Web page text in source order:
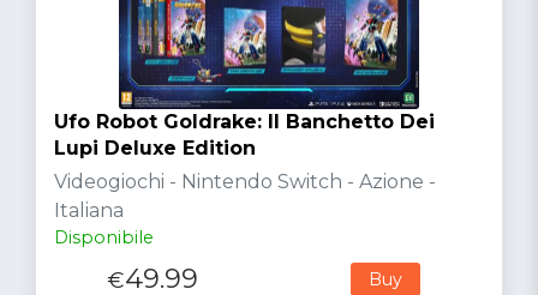
Ufo Robot Goldrake: Il Banchetto Dei
Lupi Deluxe Edition
Videogiochi - Nintendo Switch - Azione -
Italiana
Disponibile
€49.99 Buy